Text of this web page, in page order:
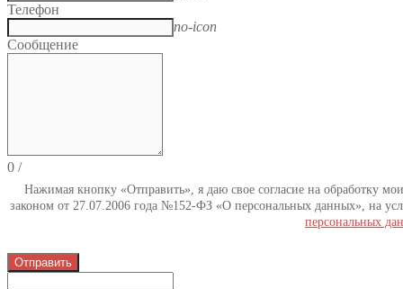
Телефон
no-icon
Сообщение
0 /
Нажимая кнопку «Отправить», я даю свое согласие на обработку
законом от 27.07.2006 года №152-ФЗ «О персональных данных», на
персональных
Отправить